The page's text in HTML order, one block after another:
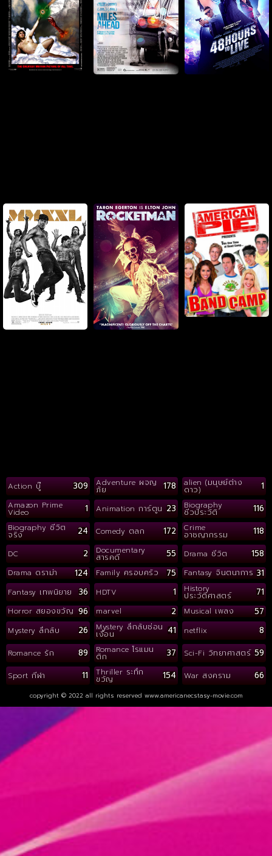
Action บู๊ 309 Adventure ผจญ
ภัย 178 alien (มนุษย์ต่าง
ดาว) 1
Amazon Prime
Video 1 Animation การ์ตูน 23 Biography
ชีวประวัติ 116
Biography ชีวิต
จริง 24 Comedy ตลก 172 Crime
อาชญากรรม 118
DC 2 Documentary
สารคดี 55 Drama ชีวิต 158
Drama ดราม่า 124 Family ครอบครัว 75 Fantasy จินตนาการ 31
Fantasy เทพนิยาย 36 HDTV 1 History
ประวัติศาสตร์ 71
Horror สยองขวัญ 96 marvel 2 Musical เพลง 57
Mystery ลึกลับ 26 Mystery ลึกลับซ่อน
เงื่อน 41 netflix 8
Romance รัก 89 Romance โรแมน
ติก 37 Sci-Fi วิทยาศาสตร์ 59
Sport กีฬา 11 Thriller ระทึก
ขวัญ 154 War สงคราม 66
copyright © 2022 all rights reserved www.americanecstasy-movie.com